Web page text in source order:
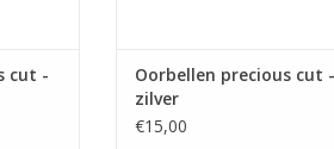
cut -
Oorbellen precious cut -
zilver
€15,00